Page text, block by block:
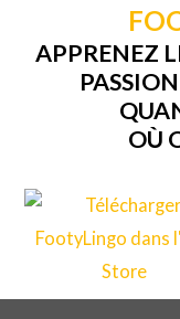
APPRENEZ
OÙ